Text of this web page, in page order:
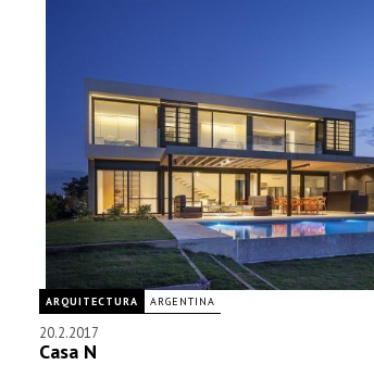
ARQUITECTURA ARGENTINA
20.2.2017
Casa N